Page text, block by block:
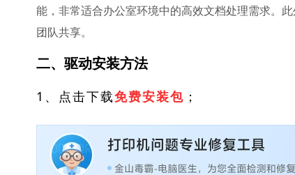
能，非常适合办公室环境中的高效文档处理需求。
团队共享。
二、驱动安装方法
1、点击下载免费安装包 ；